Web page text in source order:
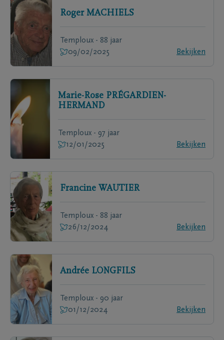
Roger MACHIELS
Temploux - 88 jaar
09/02/2025
Bekijken
Marie-Rose PRÉGARDIEN-
HERMAND
Temploux - 97 jaar
12/01/2025
Bekijken
Francine WAUTIER
Temploux - 88 jaar
26/12/2024
Bekijken
Andrée LONGFILS
Temploux - 90 jaar
01/12/2024
Bekijken